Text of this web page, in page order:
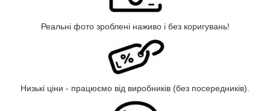
Реальні фото зроблені наживо і без коригувань!
Низькі ціни - працюємо від виробників (без посередників).